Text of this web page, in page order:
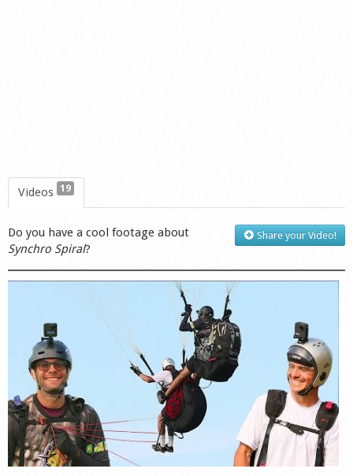
Videos 19
Share your Video!
Do you have a cool footage about
Synchro Spiral?